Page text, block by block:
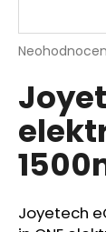
Průměrné
produktu
je
z
5
hvězdiček.
Joyetech
j
t
?